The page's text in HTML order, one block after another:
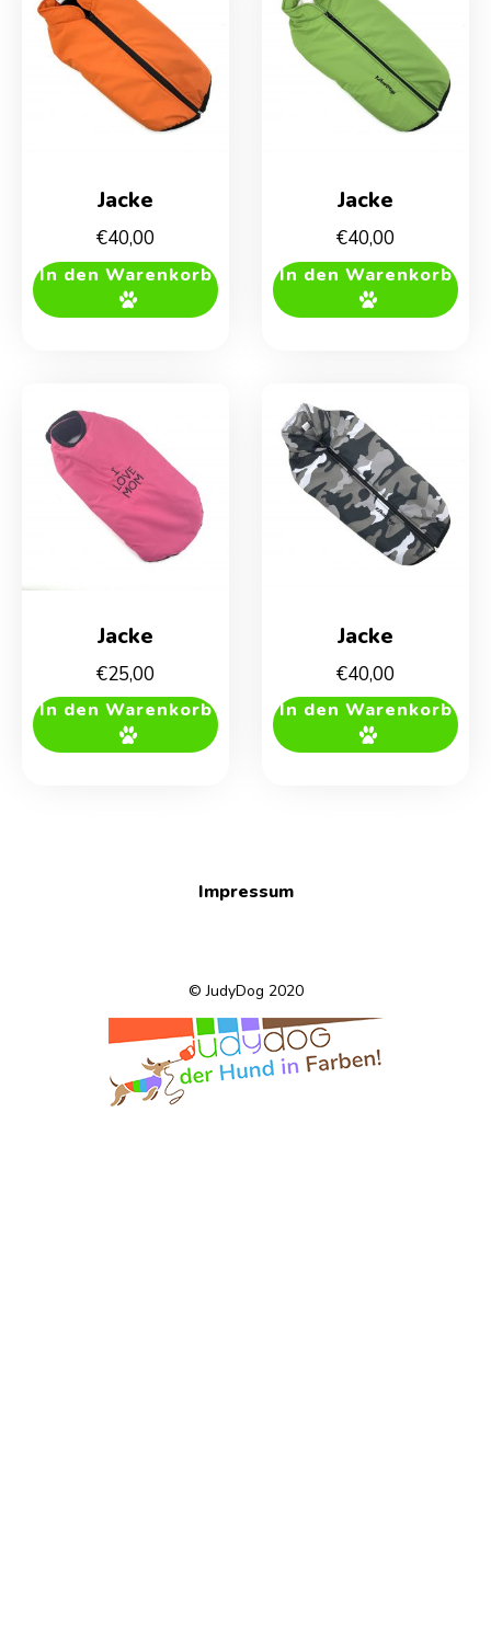
Jacke
€40,00
In den Warenkorb
Jacke
€40,00
In den Warenkorb
Jacke
€25,00
In den Warenkorb
Jacke
€40,00
In den Warenkorb
Impressum
© JudyDog 2020